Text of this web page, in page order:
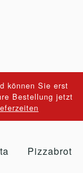
können Sie erst
Bestellung jetzt
Pizzabrot